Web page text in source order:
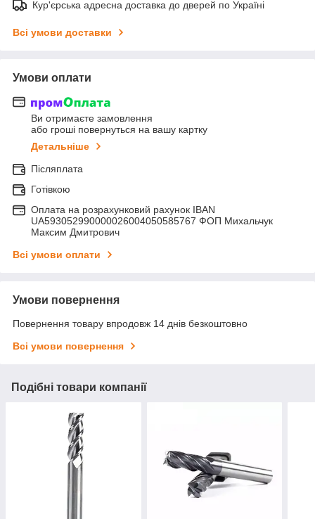
Кур'єрська адресна доставка до дверей по Україні
Всі умови доставки
Умови оплати
Ви отримаєте замовлення
або гроші повернуться на вашу картку
Детальніше
Післяплата
Готівкою
Оплата на розрахунковий рахунок IBAN
UA593052990000026004050585767 ФОП Михальчук
Максим Дмитрович
Всі умови оплати
Умови повернення
Повернення товару впродовж 14 днів безкоштовно
Всі умови повернення
Подібні товари компанії